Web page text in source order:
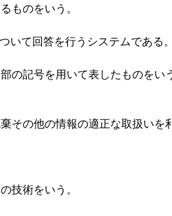
ものをいう。
て回答を行うシステムである。
記号を用いて表したものをい
の他の情報の適正な取扱いを
技術をいう。